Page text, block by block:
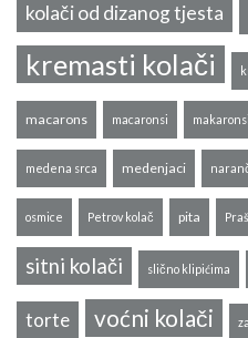
kolači od dizanog tjesta
kremasti kolači
macarons macaronsi makaronsi
medena srca medenjaci
osmice Petrov kolač pita
sitni kolači slično klipićima
torte voćni kolači